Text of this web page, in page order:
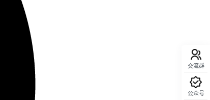
交流群
公众号